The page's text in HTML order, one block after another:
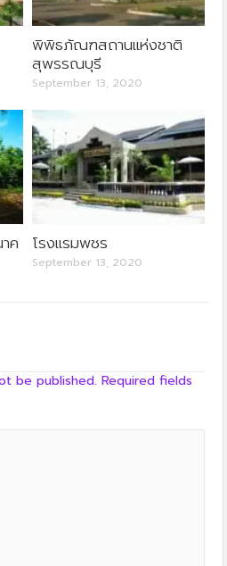
พิพิธภัณฑสถานแห่งชาติ
สุพรรณบุรี
September 13, 2020
ค โรงแรมพชร
September 13, 2020
be published. Required fields